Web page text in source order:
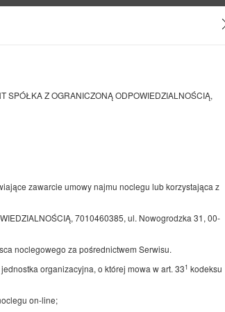
Z OGRANICZONĄ ODPOWIEDZIALNOŚCIĄ,
zawarcie umowy najmu noclegu lub korzystająca z
7010460385, ul. Nowogrodzka 31, 00-
noclegowego za pośrednictwem Serwisu.
organizacyjna, o której mowa w art. 331 kodeksu
on-line;
FILTRY
(Sofa Bed)
369,70 zł
Szczegóły